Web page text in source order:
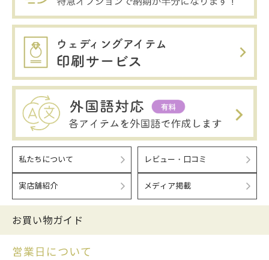
私たちについて レビュー・口コミ
実店舗紹介 メディア掲載
お買い物ガイド
営業日について